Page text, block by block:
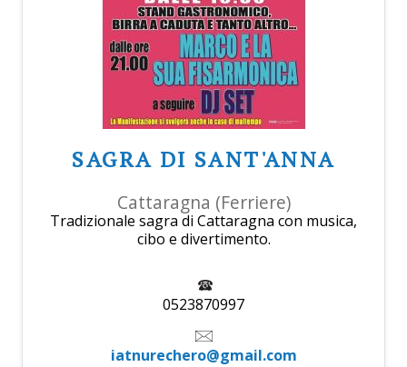
SAGRA DI SANT'ANNA
Cattaragna (Ferriere)
Tradizionale sagra di Cattaragna con musica,
cibo e divertimento.
0523870997
iatnurechero@gmail.com